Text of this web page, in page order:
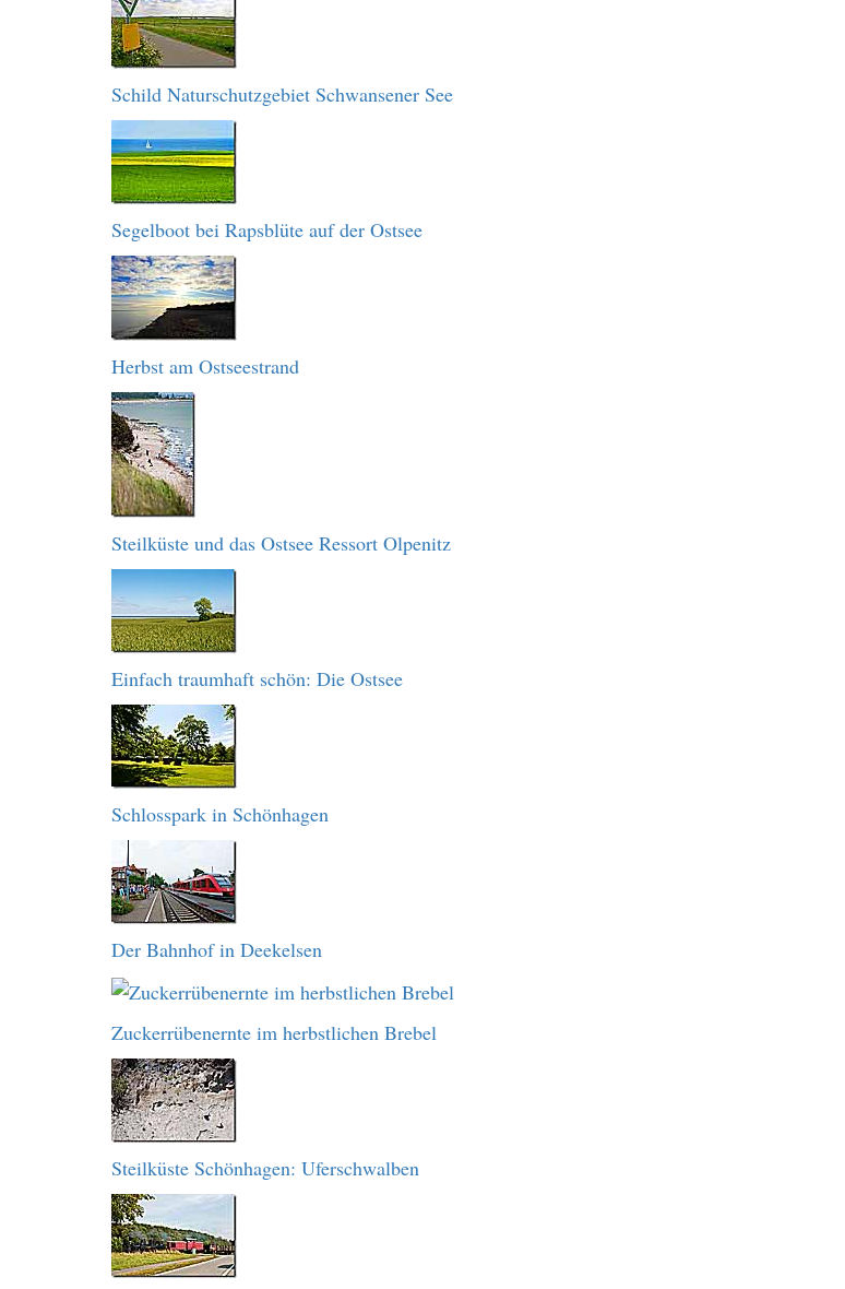
Schild Naturschutzgebiet Schwansener See
Segelboot bei Rapsblüte auf der Ostsee
Herbst am Ostseestrand
Steilküste und das Ostsee Ressort Olpenitz
Einfach traumhaft schön: Die Ostsee
Schlosspark in Schönhagen
Der Bahnhof in Deekelsen
Zuckerrübenernte im herbstlichen Brebel
Steilküste Schönhagen: Uferschwalben